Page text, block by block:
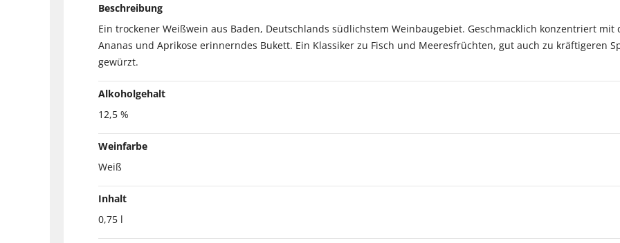
Beschreibung
Ein trockener Weißwein aus Baden, Deutschlands südlichstem Weinbaugebiet. Geschmacklich konzentriert
Ananas und Aprikose erinnerndes Bukett. Ein Klassiker zu Fisch und Meeresfrüchten, gut auch zu kräftigeren
gewürzt.
Alkoholgehalt
12,5 %
Weinfarbe
Weiß
Inhalt
0,75 l